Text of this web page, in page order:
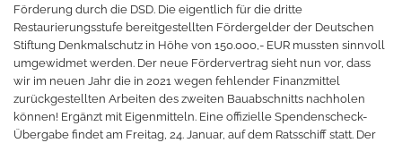
Förderung durch die DSD. Die eigentlich für die dritte
Restaurierungsstufe bereitgestellten Fördergelder der Deutschen
Stiftung Denkmalschutz in Höhe von 150.000,- EUR mussten sinnvoll
umgewidmet werden. Der neue Fördervertrag sieht nun vor, dass
wir im neuen Jahr die in 2021 wegen fehlender Finanzmittel
zurückgestellten Arbeiten des zweiten Bauabschnitts nachholen
können! Ergänzt mit Eigenmitteln. Eine offizielle Spendenscheck-
Übergabe findet am Freitag, 24. Januar, auf dem Ratsschiff statt. Der